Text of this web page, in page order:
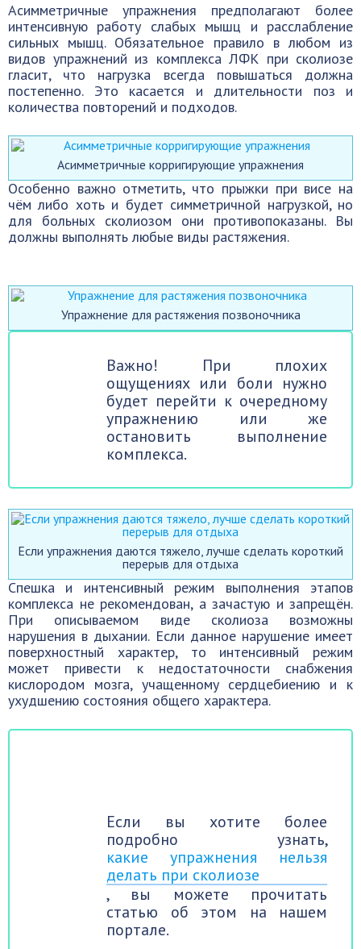
Асимметричные упражнения предполагают более
интенсивную работу слабых мышц и расслабление
сильных мышц. Обязательное правило в любом из
видов упражнений из комплекса ЛФК при сколиозе
гласит, что нагрузка всегда повышаться должна
постепенно. Это касается и длительности поз и
количества повторений и подходов.
Асимметричные корригирующие упражнения
Особенно важно отметить, что прыжки при висе на
чём либо хоть и будет симметричной нагрузкой, но
для больных сколиозом они противопоказаны. Вы
должны выполнять любые виды растяжения.
Упражнение для растяжения позвоночника
Важно! При плохих
ощущениях или боли нужно
будет перейти к очередному
упражнению или же
остановить выполнение
комплекса.
Если упражнения даются тяжело, лучше сделать короткий
перерыв для отдыха
Спешка и интенсивный режим выполнения этапов
комплекса не рекомендован, а зачастую и запрещён.
При описываемом виде сколиоза возможны
нарушения в дыхании. Если данное нарушение имеет
поверхностный характер, то интенсивный режим
может привести к недостаточности снабжения
кислородом мозга, учащенному сердцебиению и к
ухудшению состояния общего характера.
Если вы хотите более
подробно узнать,
какие упражнения нельзя
делать при сколиозе
, вы можете прочитать
статью об этом на нашем
портале.